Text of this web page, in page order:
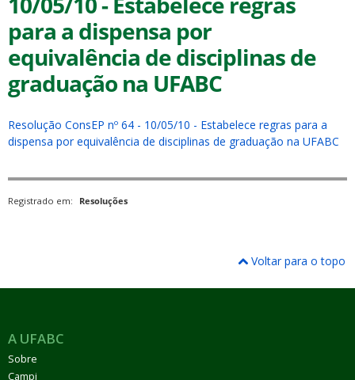
para a dispensa por
equivalência de disciplinas de
graduação na UFABC
Resolução ConsEP nº 64 - 10/05/10 - Estabelece regras para a
dispensa por equivalência de disciplinas de graduação na UFABC
Registrado em: Resoluções
Voltar para o topo
A UFABC
Sobre
Campi